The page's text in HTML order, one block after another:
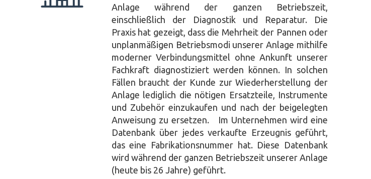
Anlage während der ganzen Betriebszeit,
einschließlich der Diagnostik und Reparatur. Die
Praxis hat gezeigt, dass die Mehrheit der Pannen oder
unplanmäßigen Betriebsmodi unserer Anlage mithilfe
moderner Verbindungsmittel ohne Ankunft unserer
Fachkraft diagnostiziert werden können. In solchen
Fällen braucht der Kunde zur Wiederherstellung der
Anlage lediglich die nötigen Ersatzteile, Instrumente
und Zubehör einzukaufen und nach der beigelegten
Anweisung zu ersetzen. Im Unternehmen wird eine
Datenbank über jedes verkaufte Erzeugnis geführt,
das eine Fabrikationsnummer hat. Diese Datenbank
wird während der ganzen Betriebszeit unserer Anlage
(heute bis 26 Jahre) geführt.